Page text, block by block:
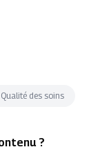
Qualité des soins
?